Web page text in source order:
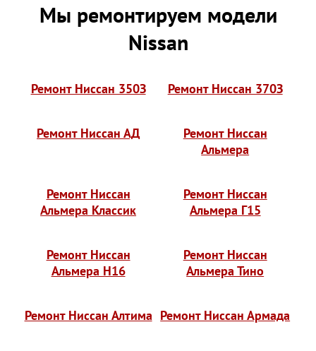
Мы ремонтируем модели
Nissan
Ремонт Ниссан 350З Ремонт Ниссан 370З
Ремонт Ниссан АД
Ремонт Ниссан
Альмера
Ремонт Ниссан
Альмера Классик
Ремонт Ниссан
Альмера Г15
Ремонт Ниссан
Альмера Н16
Ремонт Ниссан
Альмера Тино
Ремонт Ниссан Алтима Ремонт Ниссан Армада